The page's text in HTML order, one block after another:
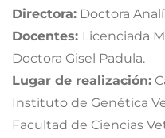
Directora: Doctora
Docentes: Licenciada
Doctora Gisel Padula.
Lugar de realización:
Instituto de Genética
Facultad de Ciencias